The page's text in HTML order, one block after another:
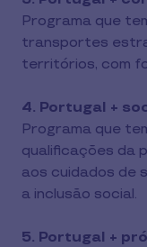
Programa que
transportes
territórios, com
4. Portugal +
Programa que
qualificações da
aos cuidados de
a inclusão social.
5. Portugal +